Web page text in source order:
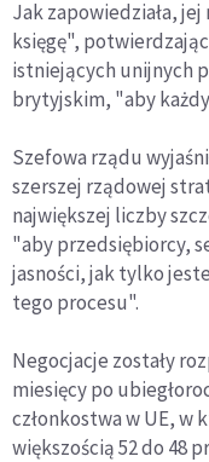
Jak zapowiedziała,
księgę",
istniejących unijnych
brytyjskim, "aby
Szefowa rządu
szerszej rządowej
największej liczby
"aby przedsiębiorcy,
jasności, jak tylko
tego procesu".
Negocjacje zostały
miesięcy po
członkostwa w UE, w
większością 52 do 48